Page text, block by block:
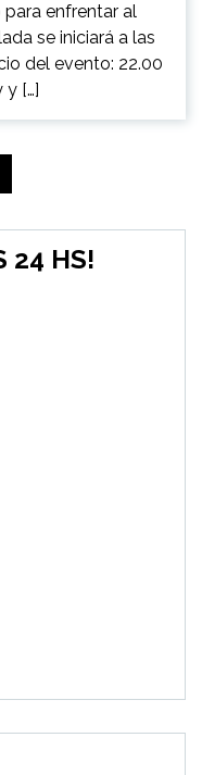
enfrentar al
se iniciará a las
del evento: 22.00
y […]
24 HS!